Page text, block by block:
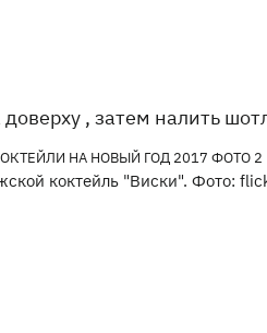
, затем налить
коктейль "Виски". Фото: